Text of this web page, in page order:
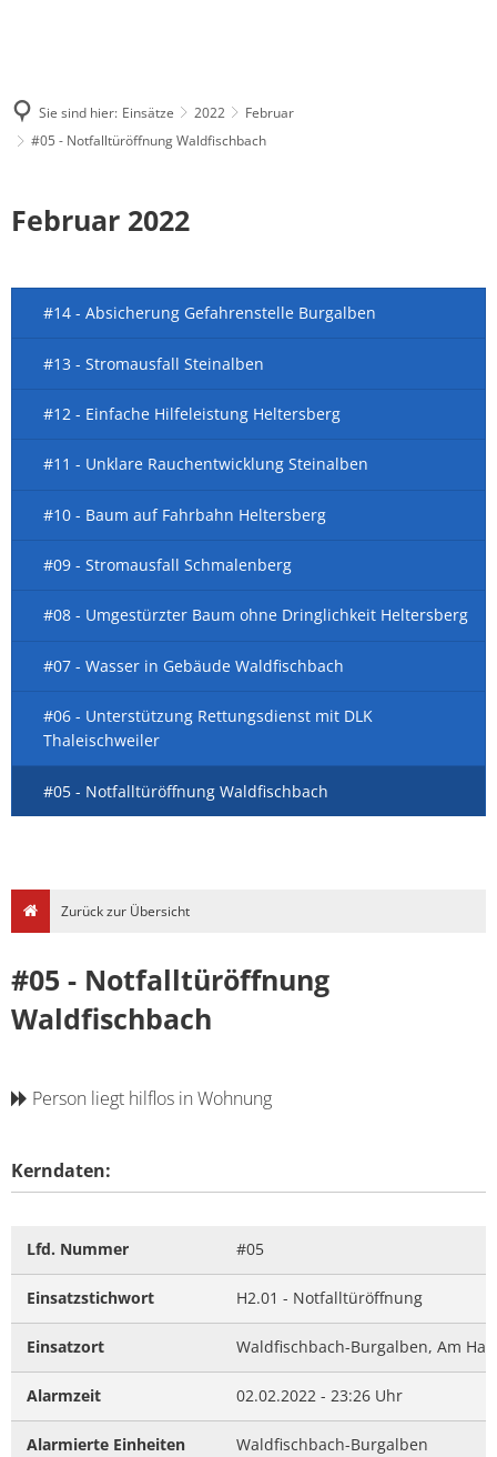
Sie sind hier: Einsätze 2022
Februar
#05 - Notfalltüröffnung Waldfischbach
Februar 2022
#14 - Absicherung Gefahrenstelle Burgalben
#13 - Stromausfall Steinalben
#12 - Einfache Hilfeleistung Heltersberg
#11 - Unklare Rauchentwicklung Steinalben
#10 - Baum auf Fahrbahn Heltersberg
#09 - Stromausfall Schmalenberg
#08 - Umgestürzter Baum ohne Dringlichkeit Heltersberg
#07 - Wasser in Gebäude Waldfischbach
#06 - Unterstützung Rettungsdienst mit DLK
Thaleischweiler
#05 - Notfalltüröffnung Waldfischbach
Zurück zur Übersicht
#05 - Notfalltüröffnung
Waldfischbach
Person liegt hilflos in Wohnung
Kerndaten:
Lfd. Nummer #05
Einsatzstichwort H2.01 - Notfalltüröffnung
Einsatzort Waldfischbach-Burgalben, Am
Alarmzeit 02.02.2022 - 23:26 Uhr
Alarmierte Einheiten Waldfischbach-Burgalben